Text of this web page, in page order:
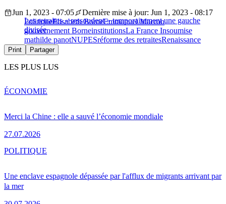
Les retraites « ressoudent » temporairement une gauche
divisée
Jun 1, 2023 - 07:05
Dernière mise à jour: Jun 1, 2023 - 08:17
PolitiqueElisabeth BorneEmmanuel Macron
gouvernement BorneinstitutionsLa France Insoumise
mathilde panotNUPESréforme des retraitesRenaissance
Print Partager
LES PLUS LUS
Merci la Chine : elle a sauvé l’économie mondiale
27.07.2026
ÉCONOMIE
Une enclave espagnole dépassée par l'afflux de migrants arrivant par
la mer
POLITIQUE